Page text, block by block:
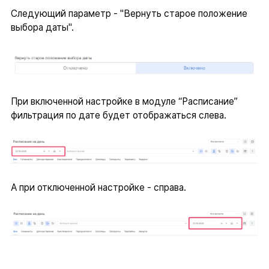
Следующий параметр - "Вернуть старое положение
выбора даты".
При включенной настройке в модуле “Расписание”
фильтрация по дате будет отображаться слева.
А при отключенной настройке - справа.